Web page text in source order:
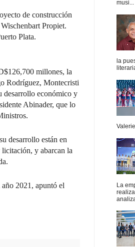
de construcción
Propiet.
Plata.
millones, la
Rodríguez, Montecristi
desarrollo económico y
Abinader, que lo
desarrollo están en
licitación, y abarcan la
año 2021, apuntó el
musi...
la
La